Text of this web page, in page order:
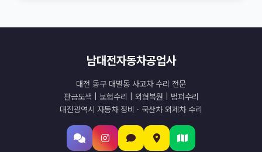
남대전자동차공업사
대전 동구 대별동 사고차 수리 전문
판금도색 | 보험수리 | 외형복원 | 범퍼수리
대전광역시 자동차 정비 · 국산차 외제차 수리